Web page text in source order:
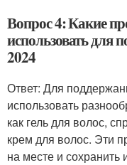
Вопрос 4: Какие
использовать для
2024
Ответ: Для
использовать
как гель для волос,
крем для волос. Эти
на месте и